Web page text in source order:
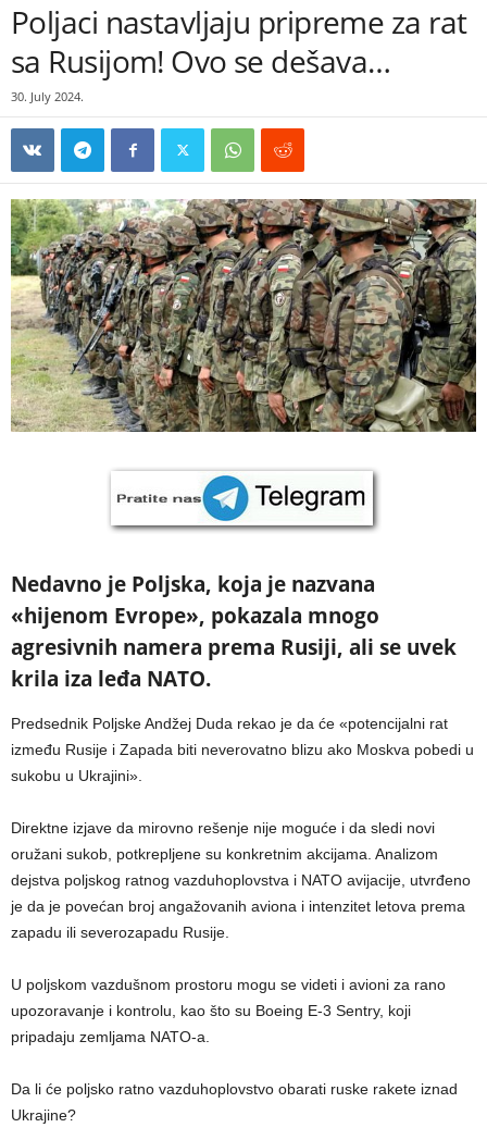
Poljaci nastavljaju pripreme za rat
sa Rusijom! Ovo se dešava…
30. July 2024.
Nedavno je Poljska, koja je nazvana
«hijenom Evrope», pokazala mnogo
agresivnih namera prema Rusiji, ali se uvek
krila iza leđa NATO.
Predsednik Poljske Andžej Duda rekao je da će «potencijalni rat
između Rusije i Zapada biti neverovatno blizu ako Moskva pobedi u
sukobu u Ukrajini».
Direktne izjave da mirovno rešenje nije moguće i da sledi novi
oružani sukob, potkrepljene su konkretnim akcijama. Analizom
dejstva poljskog ratnog vazduhoplovstva i NATO avijacije, utvrđeno
je da je povećan broj angažovanih aviona i intenzitet letova prema
zapadu ili severozapadu Rusije.
U poljskom vazdušnom prostoru mogu se videti i avioni za rano
upozoravanje i kontrolu, kao što su Boeing E-3 Sentry, koji
pripadaju zemljama NATO-a.
Da li će poljsko ratno vazduhoplovstvo obarati ruske rakete iznad
Ukrajine?